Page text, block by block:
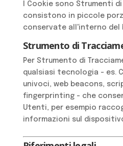
I Cookie sono Strumenti
consistono in piccole
conservate all'interno del
Strumento di
Per Strumento di
qualsiasi tecnologia - es.
univoci, web beacons,
fingerprinting - che
Utenti, per esempio
informazioni sul